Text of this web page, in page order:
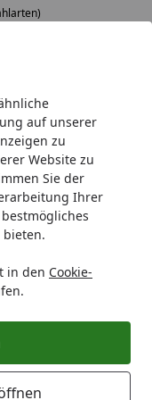
auf unserer
zu
Website zu
Sie der
Ihrer
in den Cookie-
Rubrik "
in der obersten
Ihre
Ihre Bestellung
Informationen